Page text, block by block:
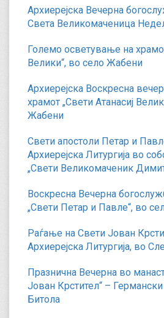
Архиерејска Вечерна
Света Великомаченица
Големо осветување на
Велики“, во село Жабени
Архиерејска Воскресна
храмот „Свети Атанасиј
Жабени
Свети апостоли Петар и
Архиерејска Литургија во
„Свети Великомаченик
Воскресна Вечерна
„Свети Петар и Павле“, во
Раѓање на Свети Јован
Архиерејска Литургија, во
Празнична Вечерна во
Јован Крстител“ –
Битола